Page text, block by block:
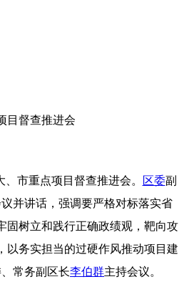
目督查推进会
市重点项目督查推进会。 区委副
并讲话，强调要严格对标落实省
固树立和践行正确政绩观，靶向攻
以务实担当的过硬作风推动项目建
常务副区长李伯群主持会议。